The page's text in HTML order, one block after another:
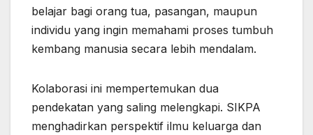
belajar bagi orang tua, pasangan, maupun
individu yang ingin memahami proses tumbuh
kembang manusia secara lebih mendalam.
Kolaborasi ini mempertemukan dua
pendekatan yang saling melengkapi. SIKPA
menghadirkan perspektif ilmu keluarga dan